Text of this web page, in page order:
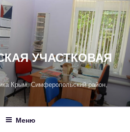
УЧАСТКОВАЯ
Крым, Симферопольский район,
Меню